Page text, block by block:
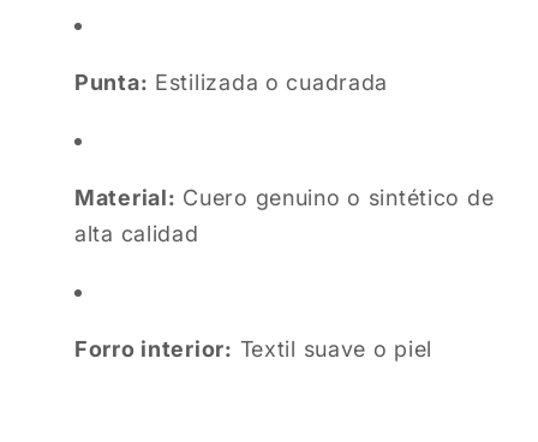
Punta: Estilizada o cuadrada
Material: Cuero genuino o sintético de
alta calidad
Forro interior: Textil suave o piel